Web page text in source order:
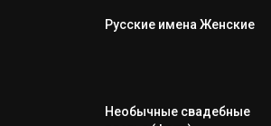
Русские имена Женские
Необычные свадебные